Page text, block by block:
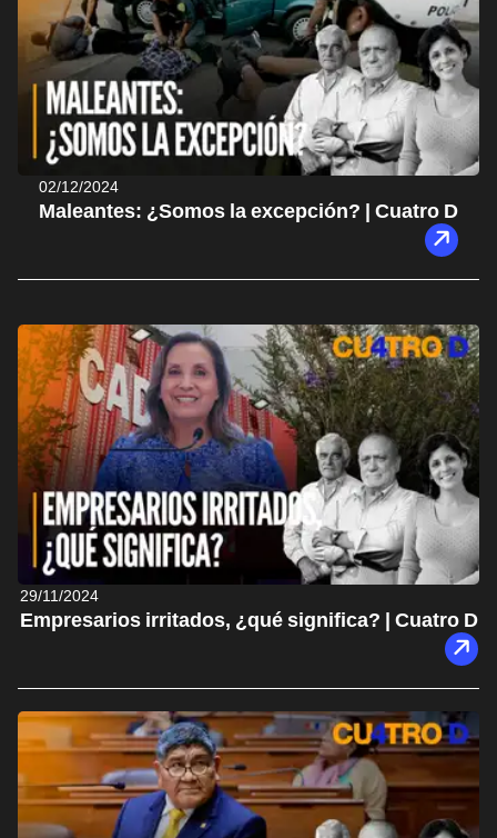
02/12/2024
Maleantes: ¿Somos la excepción? | Cuatro D
29/11/2024
Empresarios irritados, ¿qué significa? | Cuatro D